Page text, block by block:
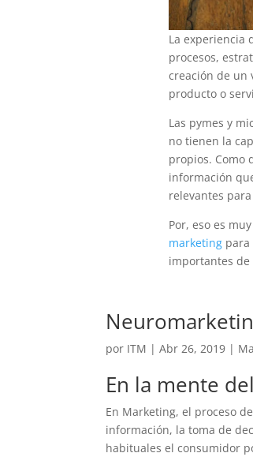
La experiencia
procesos,
creación de un
producto o
Las pymes y
no tienen la
propios. Como
información
relevantes
Por, eso es
marketingpara
importantes
por ITM |Abr 26, 2019 |
En la mente
En Marketing, el proceso
información, la toma de
habituales el consumidor